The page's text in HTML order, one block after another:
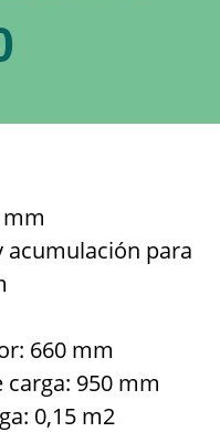
para
660 mm
950 mm
0,15 m2